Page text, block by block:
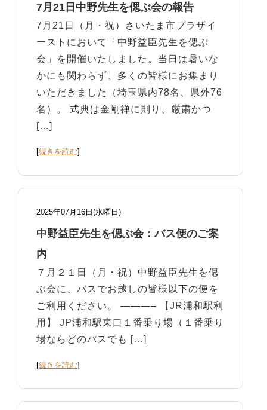
7月21日中野先生を偲ぶ会の報告
7月21日（月・祝）さいたま市プラザイ
ーストにおいて「中野益臣先生を偲ぶ
会」を開催いたしました。当日は暑いな
かにも関わらず、多くの皆様にお集まり
いただきました（埼玉県内78名、県外76
名）。 式典は金剛禅に則り、厳粛かつ
[…]
[続きを読む]
2025年07月16日(水曜日)
中野益臣先生を偲ぶ会：バス便のご案
内
７月２１日（月・祝）中野益臣先生を偲
ぶ会に、バスでお越しの皆様以下の便を
ご利用ください。 ———– 【JR浦和駅利
用】 JP浦和駅東口１番乗り場（１番乗り
場ならどのバスでも […]
[続きを読む]